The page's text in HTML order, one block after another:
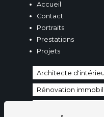
Accueil
Contact
Portraits
Prestations
Projets
Architecte
Rénovation